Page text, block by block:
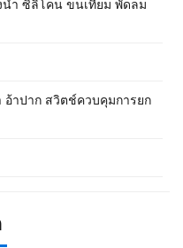
น้ำ ซิลิโคน ขนเทียม พัดลม
อ้าปาก สวิตช์ควบคุมการยก